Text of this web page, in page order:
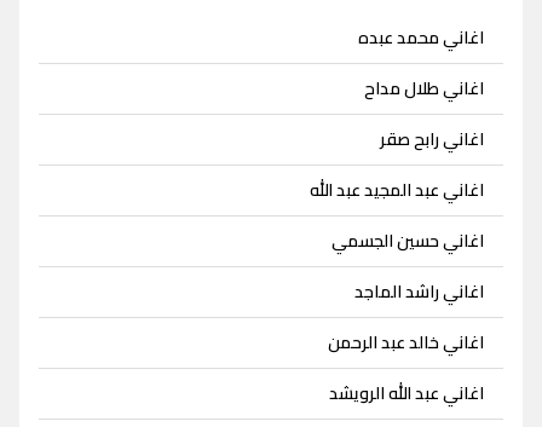
اغاني محمد عبده
اغاني طلال مداح
اغاني رابح صقر
اغاني عبد المجيد عبد الله
اغاني حسين الجسمي
اغاني راشد الماجد
اغاني خالد عبد الرحمن
اغاني عبد الله الرويشد